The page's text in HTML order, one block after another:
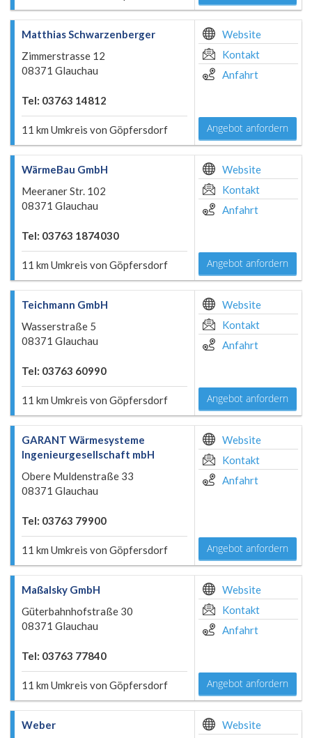
Matthias Schwarzenberger
Zimmerstrasse 12
08371 Glauchau
Tel: 03763 14812
11 km Umkreis von Göpfersdorf
Website
Kontakt
Anfahrt
Angebot anfordern
WärmeBau GmbH
Meeraner Str. 102
08371 Glauchau
Tel: 03763 1874030
11 km Umkreis von Göpfersdorf
Website
Kontakt
Anfahrt
Angebot anfordern
Teichmann GmbH
Wasserstraße 5
08371 Glauchau
Tel: 03763 60990
11 km Umkreis von Göpfersdorf
Website
Kontakt
Anfahrt
Angebot anfordern
GARANT Wärmesysteme
Ingenieurgesellschaft mbH
Obere Muldenstraße 33
08371 Glauchau
Tel: 03763 79900
11 km Umkreis von Göpfersdorf
Website
Kontakt
Anfahrt
Angebot anfordern
Maßalsky GmbH
Güterbahnhofstraße 30
08371 Glauchau
Tel: 03763 77840
11 km Umkreis von Göpfersdorf
Website
Kontakt
Anfahrt
Angebot anfordern
Weber
Website